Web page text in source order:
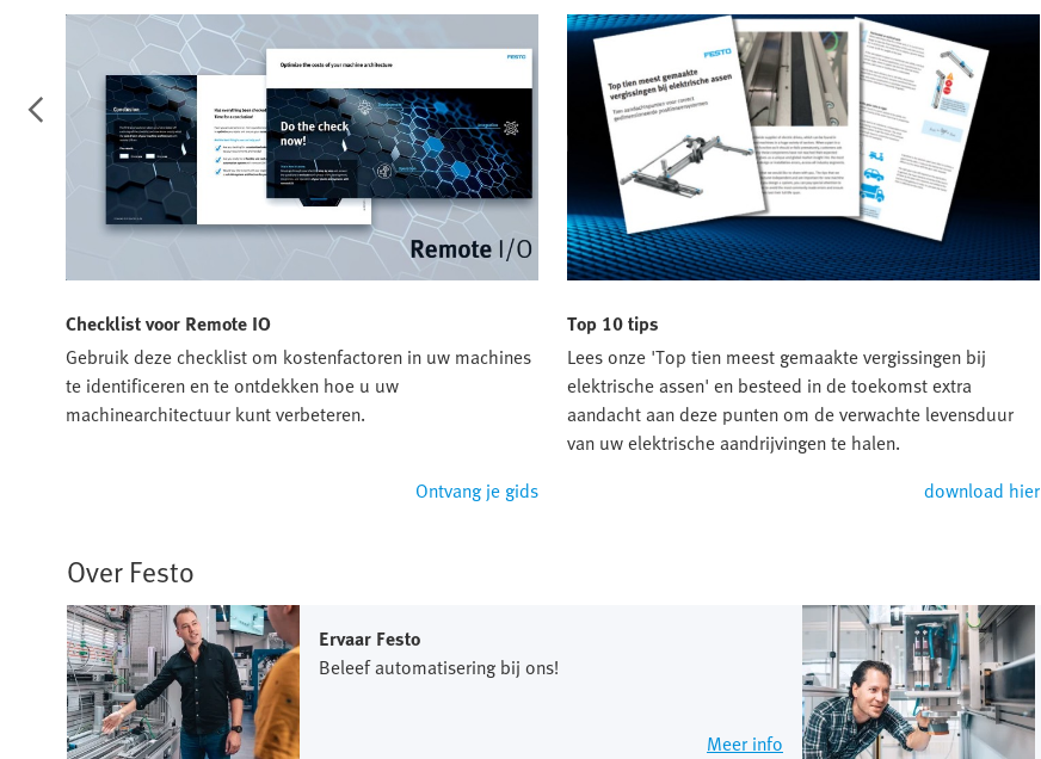
Checklist voor Remote IO
Gebruik deze checklist om kostenfactoren in uw machines
te identificeren en te ontdekken hoe u uw
machinearchitectuur kunt verbeteren.
Ontvang je gids
Top 10 tips
Lees onze 'Top tien meest gemaakte vergissingen bij
elektrische assen' en besteed in de toekomst extra
aandacht aan deze punten om de verwachte levensduur
van uw elektrische aandrijvingen te halen.
download hier
Over Festo
Ervaar Festo
Beleef automatisering bij ons!
Meer info